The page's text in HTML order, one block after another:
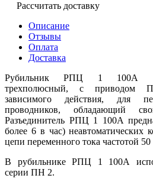
Рассчитать доставку
Описание
Отзывы
Оплата
Доставка
Рубильник РПЦ 1 100А
трехполюсный, с приводом
зависимого действия, для
проводников, обладающий
Разъединитель РПЦ 1 100А
более 6 в час) неавтоматических
цепи переменного тока частотой
В рубильнике РПЦ 1 100А
серии ПН 2.